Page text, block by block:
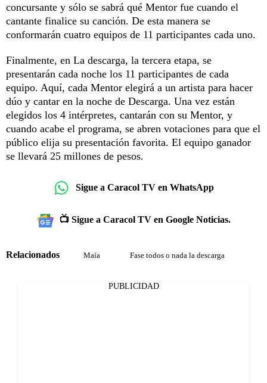
concursante y sólo se sabrá qué Mentor fue cuando el
cantante finalice su canción. De esta manera se
conformarán cuatro equipos de 11 participantes cada uno.
Finalmente, en La descarga, la tercera etapa, se
presentarán cada noche los 11 participantes de cada
equipo. Aquí, cada Mentor elegirá a un artista para hacer
dúo y cantar en la noche de Descarga. Una vez están
elegidos los 4 intérpretes, cantarán con su Mentor, y
cuando acabe el programa, se abren votaciones para que el
público elija su presentación favorita. El equipo ganador
se llevará 25 millones de pesos.
Sigue a Caracol TV en WhatsApp
📺 Sigue a Caracol TV en Google Noticias.
Relacionados Maía Fase todos o nada la descarga
PUBLICIDAD